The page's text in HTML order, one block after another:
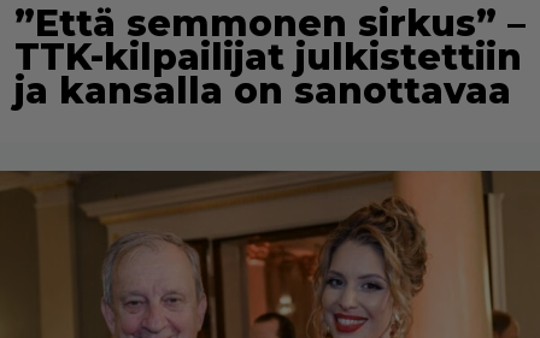
”Että semmonen sirkus” –
TTK-kilpailijat julkistettiin
ja kansalla on sanottavaa